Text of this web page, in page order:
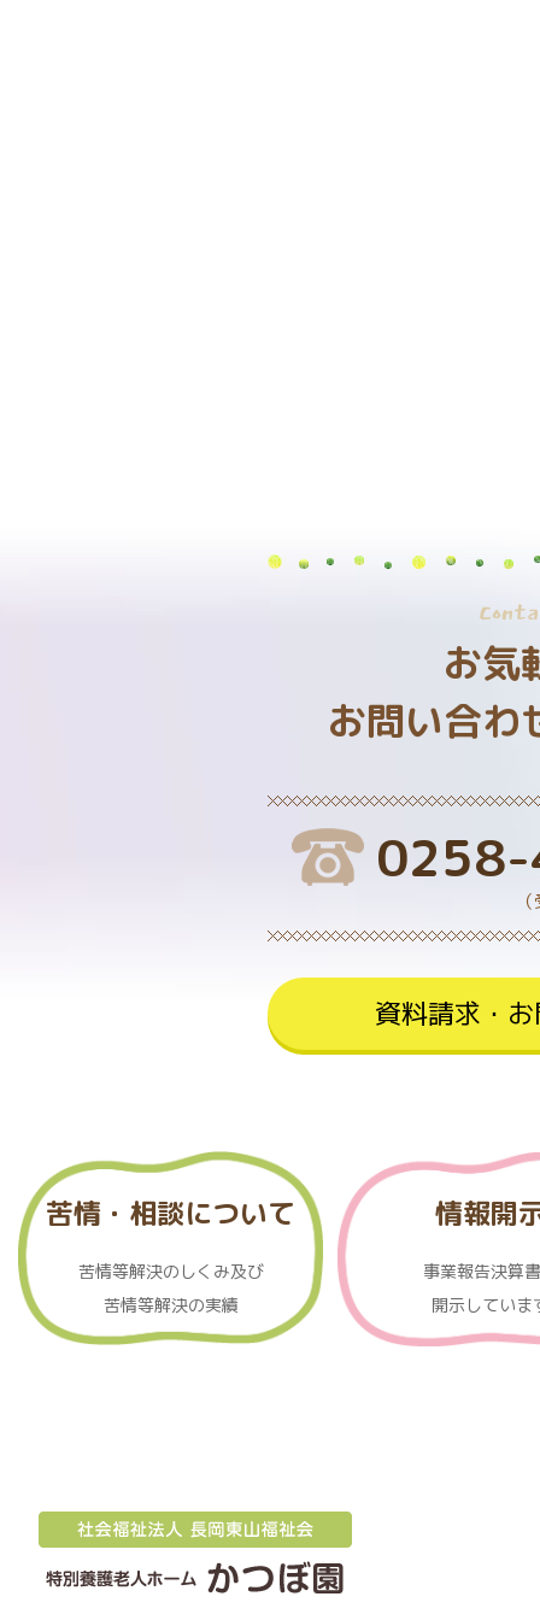
お気
お問い合わ
資料請求・
苦情・相談について
苦情等解決のしくみ及び
苦情等解決の実績
情報開
事業報告決算
開示していま